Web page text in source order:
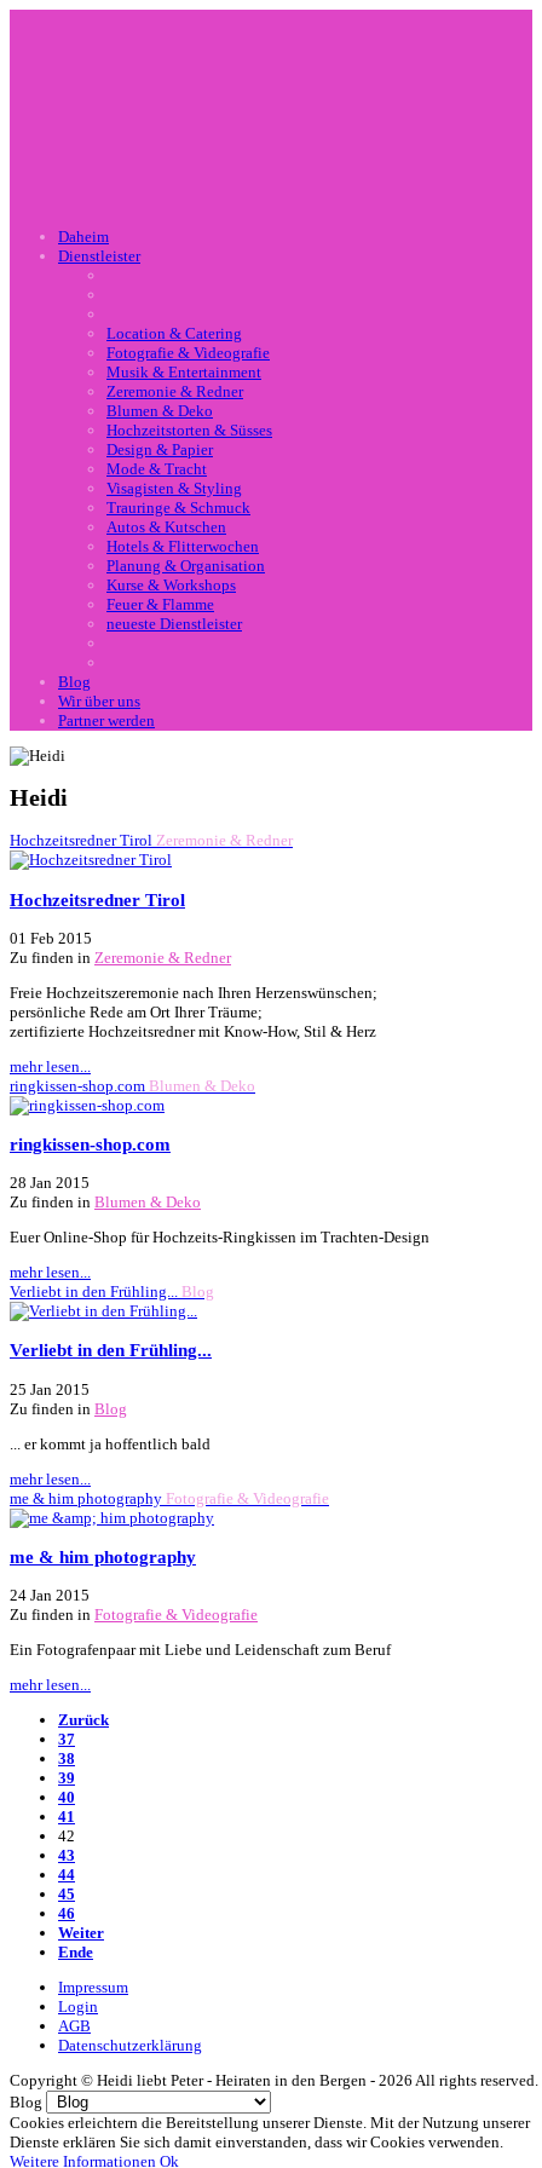
Daheim
Dienstleister
Location & Catering
Fotografie & Videografie
Musik & Entertainment
Zeremonie & Redner
Blumen & Deko
Hochzeitstorten & Süsses
Design & Papier
Mode & Tracht
Visagisten & Styling
Trauringe & Schmuck
Autos & Kutschen
Hotels & Flitterwochen
Planung & Organisation
Kurse & Workshops
Feuer & Flamme
neueste Dienstleister
Blog
Wir über uns
Partner werden
Heidi
Hochzeitsredner Tirol Zeremonie & Redner
Hochzeitsredner Tirol
01 Feb 2015
Zu finden in Zeremonie & Redner
Freie Hochzeitszeremonie nach Ihren Herzenswünschen;
persönliche Rede am Ort Ihrer Träume;
zertifizierte Hochzeitsredner mit Know-How, Stil & Herz
mehr lesen...
ringkissen-shop.com Blumen & Deko
ringkissen-shop.com
28 Jan 2015
Zu finden in Blumen & Deko
Euer Online-Shop für Hochzeits-Ringkissen im Trachten-Design
mehr lesen...
Verliebt in den Frühling... Blog
Verliebt in den Frühling...
25 Jan 2015
Zu finden in Blog
... er kommt ja hoffentlich bald
mehr lesen...
me & him photography Fotografie & Videografie
me & him photography
24 Jan 2015
Zu finden in Fotografie & Videografie
Ein Fotografenpaar mit Liebe und Leidenschaft zum Beruf
mehr lesen...
Zurück
37
38
39
40
41
42
43
44
45
46
Weiter
Ende
Impressum
Login
AGB
Datenschutzerklärung
Copyright © Heidi liebt Peter - Heiraten in den Bergen - 2026 All rights reserved.
Blog
Cookies erleichtern die Bereitstellung unserer Dienste. Mit der Nutzung unserer
Dienste erklären Sie sich damit einverstanden, dass wir Cookies verwenden.
Weitere Informationen Ok